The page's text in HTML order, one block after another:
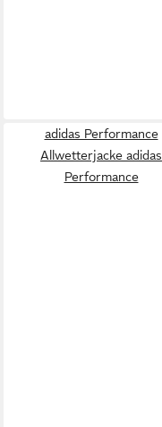
adidas Performance
Allwetterjacke adidas
Performance